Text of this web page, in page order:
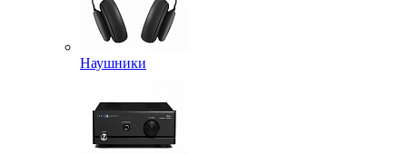
Наушники